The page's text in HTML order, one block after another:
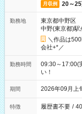
月収例 20～25
勤務地
東京都中野区
中野(東京都)駅
＼作品は
会社+*／
勤務時間
09:30～17:00(
い！
期間 2026年09月
特徴 履歴書不要 /